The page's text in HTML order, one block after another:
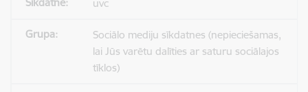
uvc
Sociālo mediju sīkdatnes (nepieciešamas,
lai Jūs varētu dalīties ar saturu sociālajos
tīklos)